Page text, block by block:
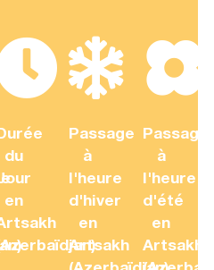
du
en
Passage
à
l'heure
d'hiver
en
Artsakh
Passage
à
l'heure
d'été
en
Artsakh